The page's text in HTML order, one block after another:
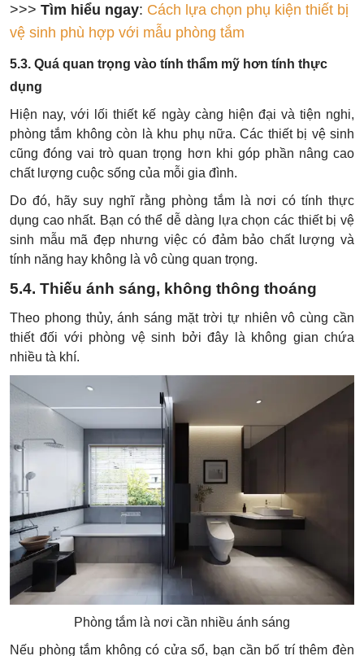
>>> Tìm hiểu ngay: Cách lựa chọn phụ kiện thiết bị
vệ sinh phù hợp với mẫu phòng tắm
5.3. Quá quan trọng vào tính thẩm mỹ hơn tính thực
dụng
Hiện nay, với lối thiết kế ngày càng hiện đại và tiện nghi,
phòng tắm không còn là khu phụ nữa. Các thiết bị vệ sinh
cũng đóng vai trò quan trọng hơn khi góp phần nâng cao
chất lượng cuộc sống của mỗi gia đình.
Do đó, hãy suy nghĩ rằng phòng tắm là nơi có tính thực
dụng cao nhất. Bạn có thể dễ dàng lựa chọn các thiết bị vệ
sinh mẫu mã đẹp nhưng việc có đảm bảo chất lượng và
tính năng hay không là vô cùng quan trọng.
5.4. Thiếu ánh sáng, không thông thoáng
Theo phong thủy, ánh sáng mặt trời tự nhiên vô cùng cần
thiết đối với phòng vệ sinh bởi đây là không gian chứa
nhiều tà khí.
Phòng tắm là nơi cần nhiều ánh sáng
Nếu phòng tắm không có cửa sổ, bạn cần bố trí thêm đèn